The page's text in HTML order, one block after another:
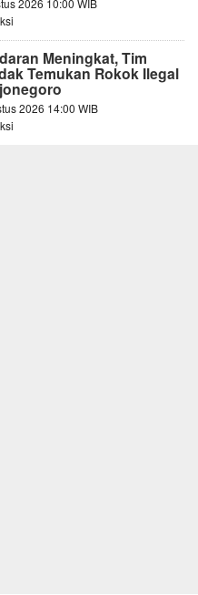
2026 10:00 WIB
Meningkat, Tim
Temukan Rokok Ilegal
2026 14:00 WIB